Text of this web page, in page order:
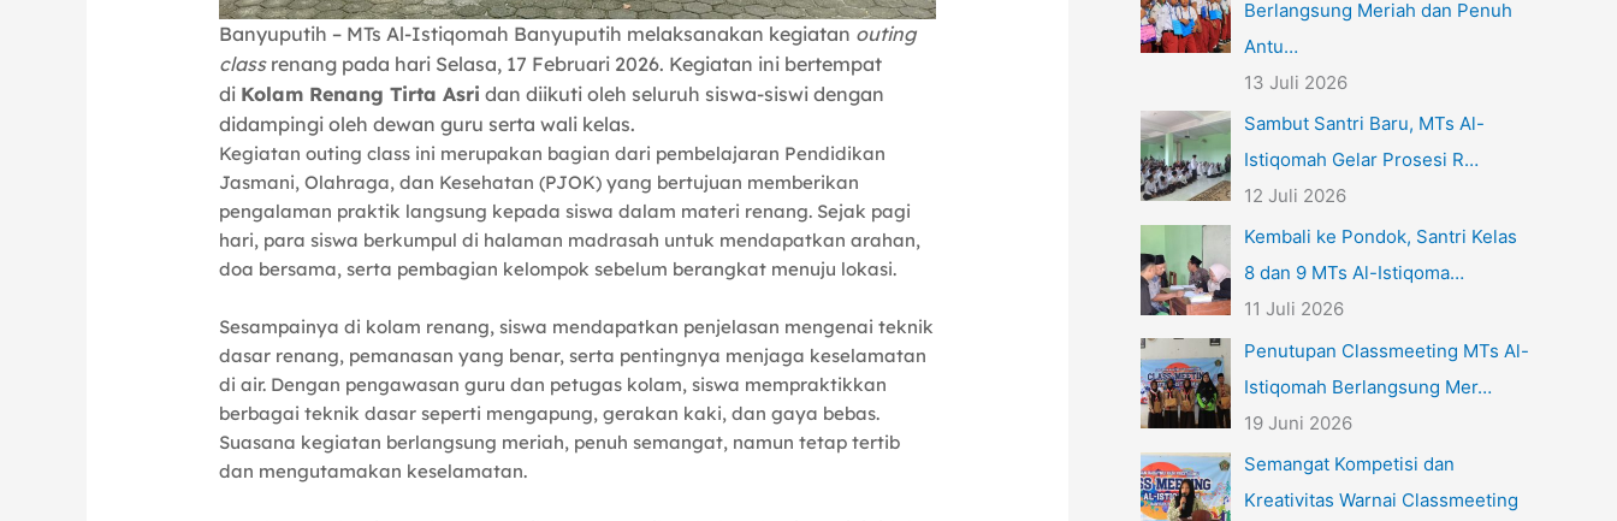
Banyuputih – MTs Al-Istiqomah Banyuputih melaksanakan kegiatan outing
classrenang pada hari Selasa, 17 Februari 2026. Kegiatan ini bertempat
di Kolam Renang Tirta Asri dan diikuti oleh seluruh siswa-siswi dengan
didampingi oleh dewan guru serta wali kelas.
Kegiatan outing class ini merupakan bagian dari pembelajaran Pendidikan
Jasmani, Olahraga, dan Kesehatan (PJOK) yang bertujuan memberikan
pengalaman praktik langsung kepada siswa dalam materi renang. Sejak pagi
hari, para siswa berkumpul di halaman madrasah untuk mendapatkan arahan,
doa bersama, serta pembagian kelompok sebelum berangkat menuju lokasi.
Sesampainya di kolam renang, siswa mendapatkan penjelasan mengenai teknik
dasar renang, pemanasan yang benar, serta pentingnya menjaga keselamatan
di air. Dengan pengawasan guru dan petugas kolam, siswa mempraktikkan
berbagai teknik dasar seperti mengapung, gerakan kaki, dan gaya bebas.
Suasana kegiatan berlangsung meriah, penuh semangat, namun tetap tertib
dan mengutamakan keselamatan.
Berlangsung Meriah dan Penuh
Antu…
13 Juli 2026
Sambut Santri Baru, MTs Al-
Istiqomah Gelar Prosesi R…
12 Juli 2026
Kembali ke Pondok, Santri Kelas
8 dan 9 MTs Al-Istiqoma…
11 Juli 2026
Penutupan Classmeeting MTs Al-
Istiqomah Berlangsung Mer…
19 Juni 2026
Semangat Kompetisi dan
Kreativitas Warnai Classmeeting